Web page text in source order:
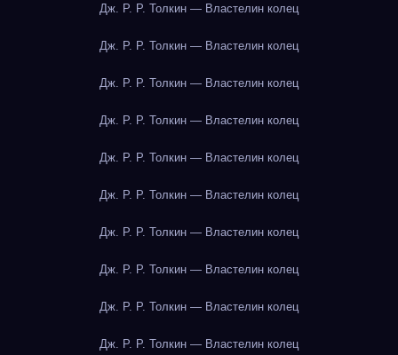
Дж. Р. Р. Толкин — Властелин колец
Дж. Р. Р. Толкин — Властелин колец
Дж. Р. Р. Толкин — Властелин колец
Дж. Р. Р. Толкин — Властелин колец
Дж. Р. Р. Толкин — Властелин колец
Дж. Р. Р. Толкин — Властелин колец
Дж. Р. Р. Толкин — Властелин колец
Дж. Р. Р. Толкин — Властелин колец
Дж. Р. Р. Толкин — Властелин колец
Дж. Р. Р. Толкин — Властелин колец